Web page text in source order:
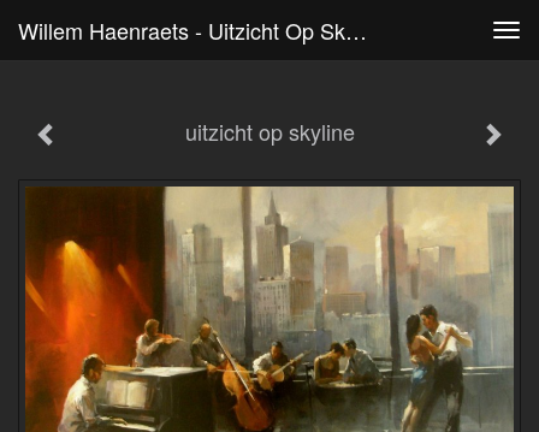
Willem Haenraets - Uitzicht Op Skyline
uitzicht op skyline